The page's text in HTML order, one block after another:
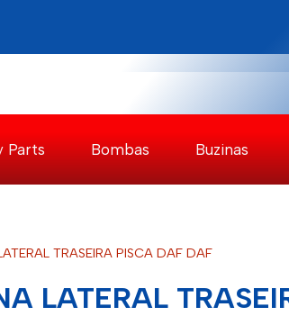
Parts Bombas Buzinas
TRASEIRA PISCA DAF DAF
LATERAL